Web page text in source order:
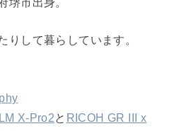
りして暮らしています。
X-Pro2と RICOH GR III x